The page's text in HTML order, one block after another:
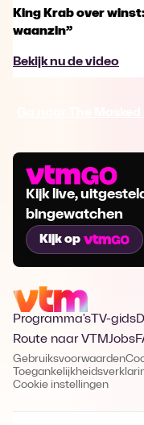
King Krab over
waanzin”
Bekijk nu de video
Kijk live,
bingewatchen
Kijk op
Programma's TV-gids
Route naar VTMJobs
Gebruiksvoorwaarden
Cookie instellingen